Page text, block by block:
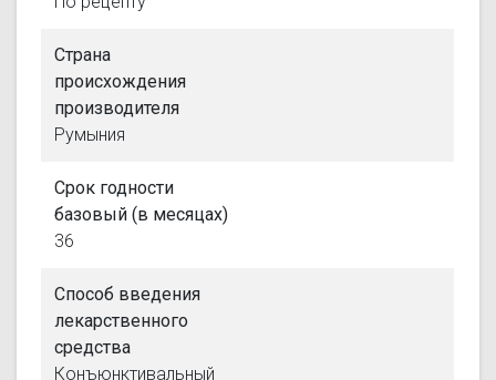
Страна
происхождения
производителя
Румыния
Срок годности
базовый (в месяцах)
36
Способ введения
лекарственного
средства
Конъюнктивальный